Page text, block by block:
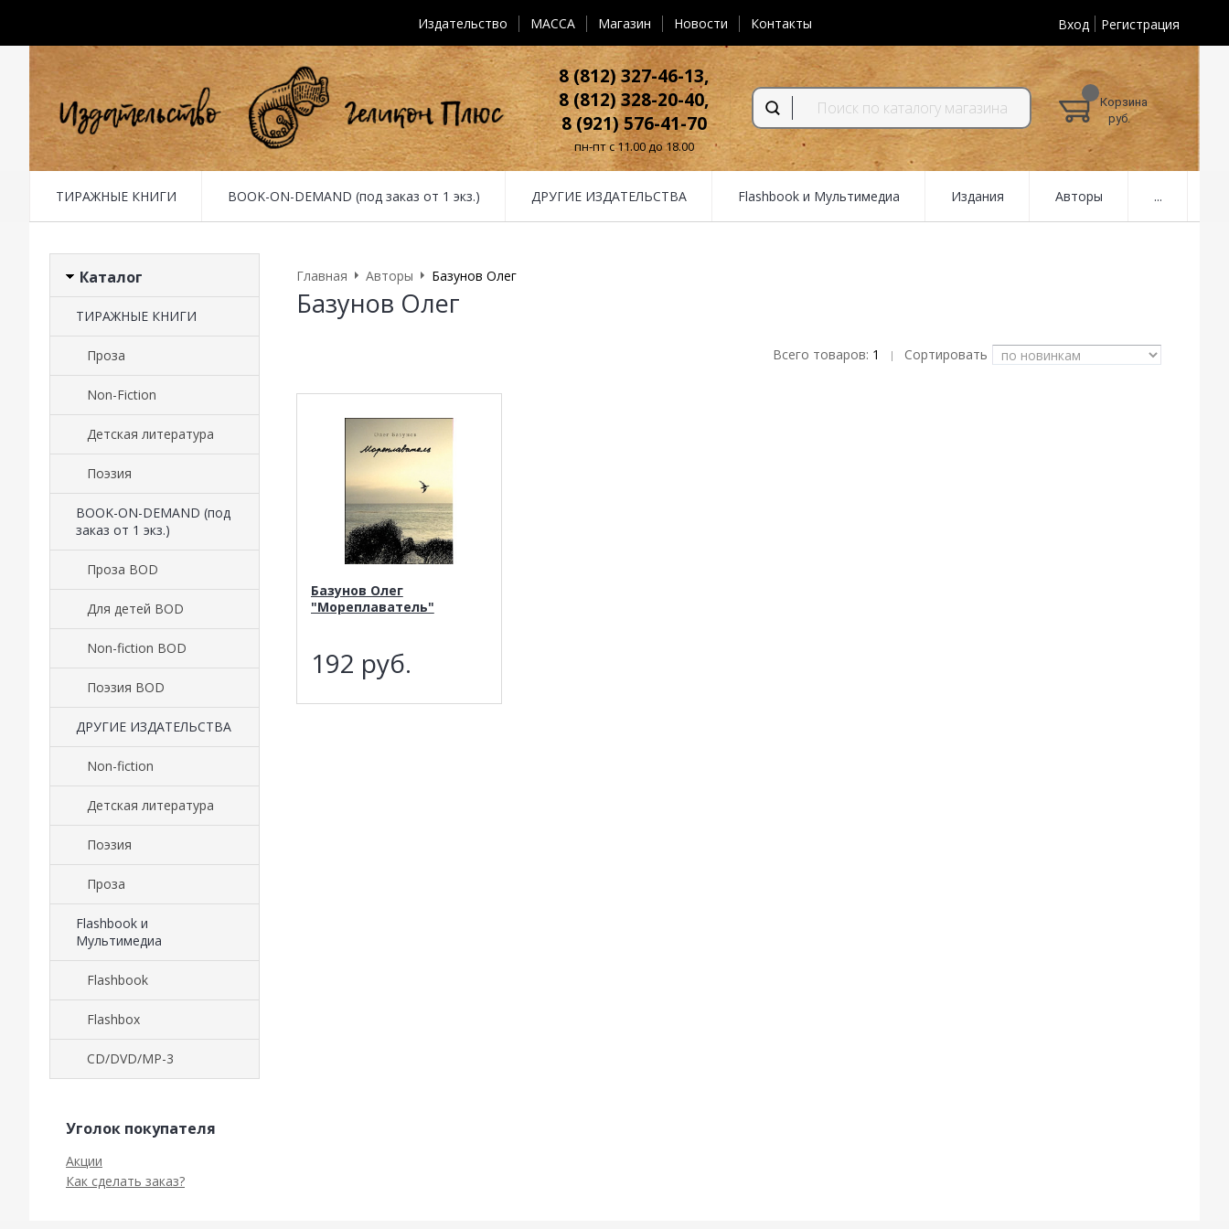
Издательство MACCA Магазин Новости Контакты Вход Регистрация
8 (812) 327-46-13,
8 (812) 328-20-40,
8 (921) 576-41-70
пн-пт с 11.00 до 18.00
Корзина
руб.
ТИРАЖНЫЕ КНИГИ BOOK-ON-DEMAND (под заказ от 1 экз.) ДРУГИЕ ИЗДАТЕЛЬСТВА Flashbook и Мультимедиа Издания Авторы ...
Каталог
ТИРАЖНЫЕ КНИГИ
Проза
Non-Fiction
Детская литература
Поэзия
BOOK-ON-DEMAND (под
заказ от 1 экз.)
Проза BOD
Для детей BOD
Non-fiction BOD
Поэзия BOD
ДРУГИЕ ИЗДАТЕЛЬСТВА
Non-fiction
Детская литература
Поэзия
Проза
Flashbook и
Мультимедиа
Flashbook
Flashbox
CD/DVD/MP-3
Уголок покупателя
Акции
Как сделать заказ?
Главная Авторы Базунов Олег
Базунов Олег
Всего товаров: 1 | Сортировать
Базунов Олег
"Мореплаватель"
192 руб.